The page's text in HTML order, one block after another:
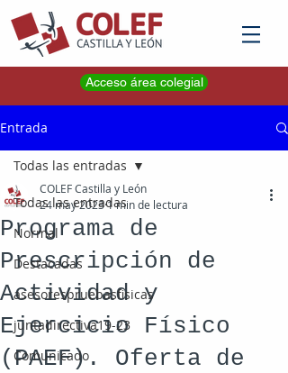
Acceso área colegial
Entrada
Todas las entradas
Normal
Destacadas
asesorespruebasfisicas
juntadirectiva19-23
Comunicado
Todas las entradas
Programa de
Prescripción de
Actividad y
Ejercicio Físico
(PAEF). Oferta de
COLEF Castilla y León
24 may 20231 min de lectura